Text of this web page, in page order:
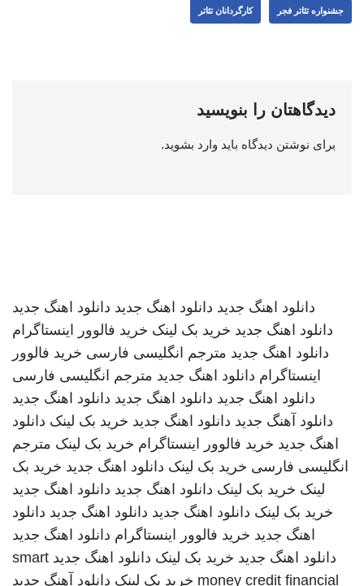
جشنواره تئاتر فجر کارگردانان تئاتر
دیدگاهتان را بنویسید
برای نوشتن دیدگاه باید وارد بشوید.
دانلود اهنگ جدید دانلود اهنگ جدید دانلود اهنگ جدید
دانلود اهنگ جدید خرید بک لینک خرید فالوور اینستاگرام
دانلود اهنگ جدید مترجم انگلیسی فارسی خرید فالوور
اینستاگرام دانلود اهنگ جدید مترجم انگلیسی فارسی
دانلود اهنگ جدید دانلود اهنگ جدید دانلود اهنگ جدید
دانلود آهنگ جدید دانلود اهنگ جدید خرید بک لینک دانلود
اهنگ جدید خرید فالوور اینستاگرام خرید بک لینک مترجم
انگلیسی فارسی خرید بک لینک دانلود اهنگ جدید خرید بک
لینک خرید بک لینک دانلود اهنگ جدید دانلود اهنگ جدید
خرید بک لینک دانلود اهنگ جدید دانلود اهنگ جدید دانلود
اهنگ جدید خرید فالوور اینستاگرام دانلود اهنگ جدید
دانلود اهنگ جدید خرید بک لینک دانلود اهنگ جدید smart
money credit financial خرید بک لینک دانلود آهنگ جدید